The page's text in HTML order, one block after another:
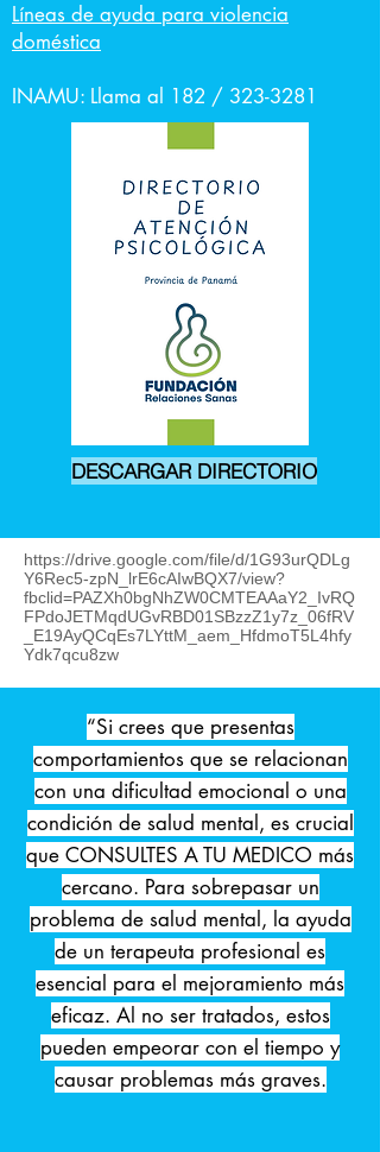
Líneas de ayuda para violencia
doméstica
INAMU: Llama al 182 / 323-3281
DESCARGAR DIRECTORIO
https://drive.google.com/file/d/1G93urQDLg
Y6Rec5-zpN_lrE6cAIwBQX7/view?
fbclid=PAZXh0bgNhZW0CMTEAAaY2_IvRQ
FPdoJETMqdUGvRBD01SBzzZ1y7z_06fRV
_E19AyQCqEs7LYttM_aem_HfdmoT5L4hfy
Ydk7qcu8zw
“Si crees que presentas
comportamientos que se relacionan
con una dificultad emocional o una
condición de salud mental, es crucial
que CONSULTES A TU MEDICO más
cercano. Para sobrepasar un
problema de salud mental, la ayuda
de un terapeuta profesional es
esencial para el mejoramiento más
eficaz. Al no ser tratados, estos
pueden empeorar con el tiempo y
causar problemas más graves.